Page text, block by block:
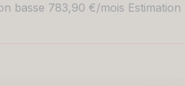
basse 783,90 €/mois